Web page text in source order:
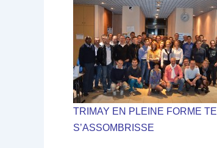
TRIMAY EN PLEINE FORME
S’ASSOMBRISSE